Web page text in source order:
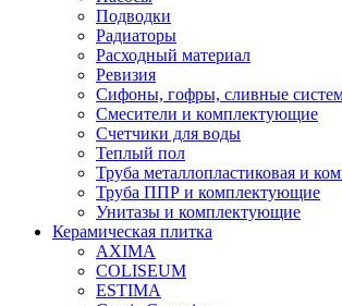
Подводки
Радиаторы
Расходный материал
Ревизия
Сифоны, гофры, сливные
Смесители и комплектующие
Счетчики для воды
Теплый пол
Труба металлопластиковая и
Труба ППР и комплектующие
Унитазы и комплектующие
Керамическая плитка
AXIMA
COLISEUM
ESTIMA